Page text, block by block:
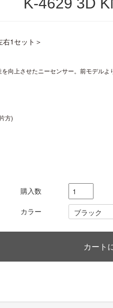
1セット＞
向上させたニーセンサー。前モデルよ
方)
購入数
カラー